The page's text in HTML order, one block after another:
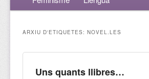
ARXIU D'ETIQUETES:NOVEL.LES
Uns quants llibres…